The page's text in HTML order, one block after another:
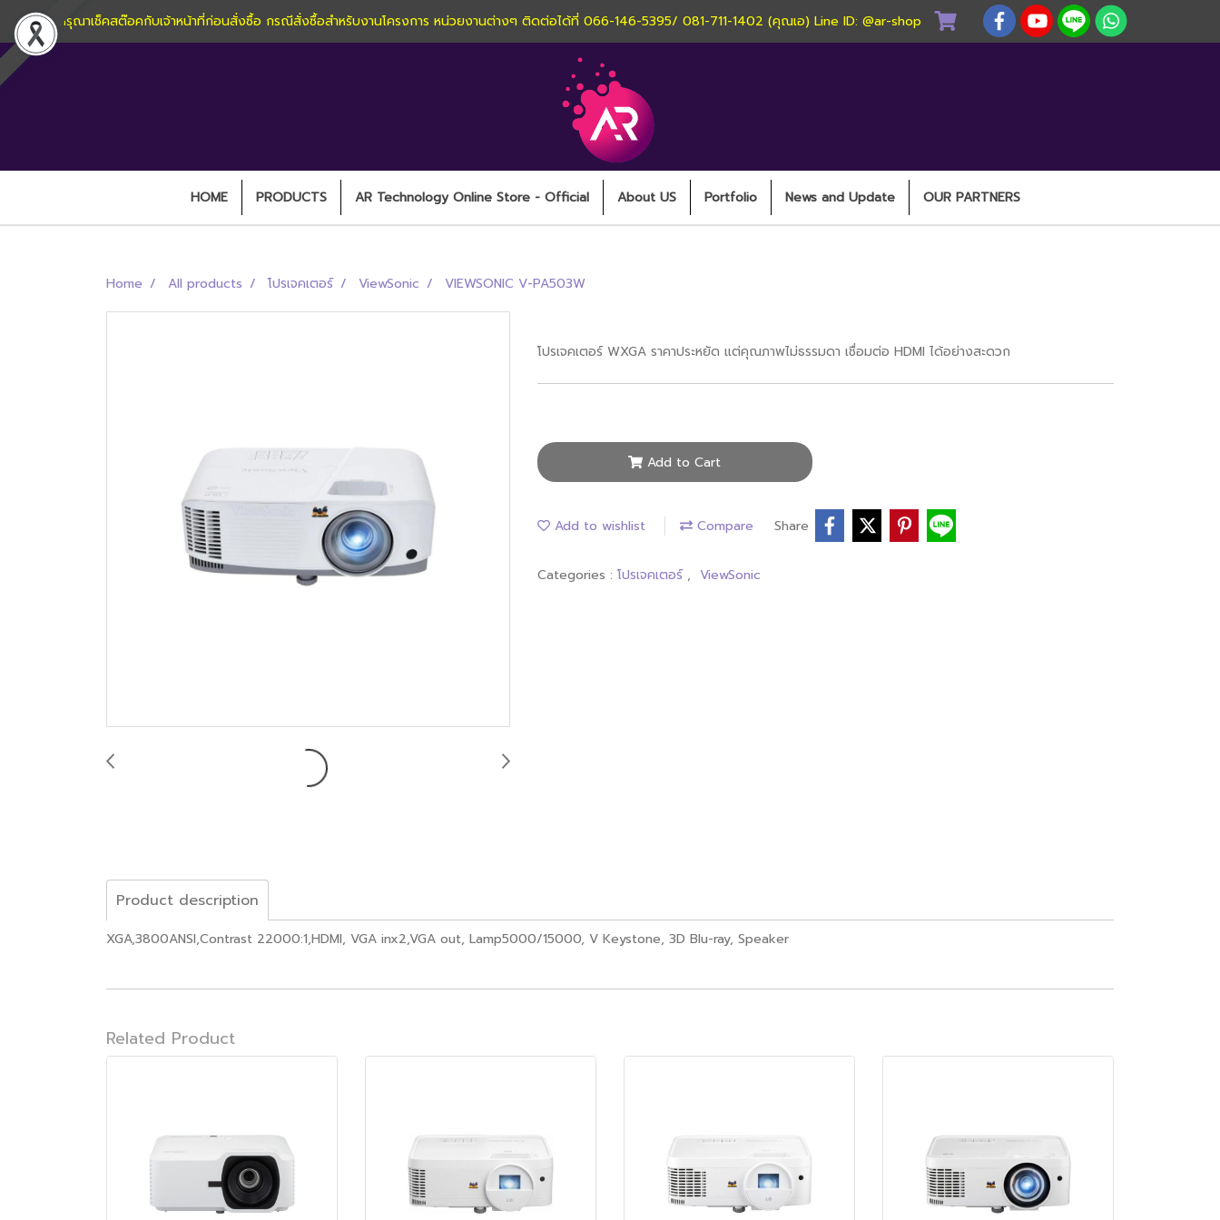
กรุณาเช็คสต๊อคกับเจ้าหน้าที่ก่อนสั่งซื้อ กรณีสั่งซื้อสำหรับงานโครงการ หน่วยงานต่างๆ ติดต่อได้ที่ 066-146-5395/ 081-711-1402 (คุณเอ) Line ID: @ar-shop
HOME PRODUCTS AR Technology Online Store - Official About US Portfolio News and Update OUR PARTNERS
Home All products โปรเจคเตอร์ ViewSonic VIEWSONIC V-PA503W
โปรเจคเตอร์ WXGA ราคาประหยัด แต่คุณภาพไม่ธรรมดา เชื่อมต่อ HDMI ได้อย่างสะดวก
Add to Cart
Add to wishlist Compare Share
Categories : โปรเจคเตอร์ , ViewSonic
Product description
XGA,3800ANSI,Contrast 22000:1,HDMI, VGA inx2,VGA out, Lamp5000/15000, V Keystone, 3D Blu-ray, Speaker
Related Product